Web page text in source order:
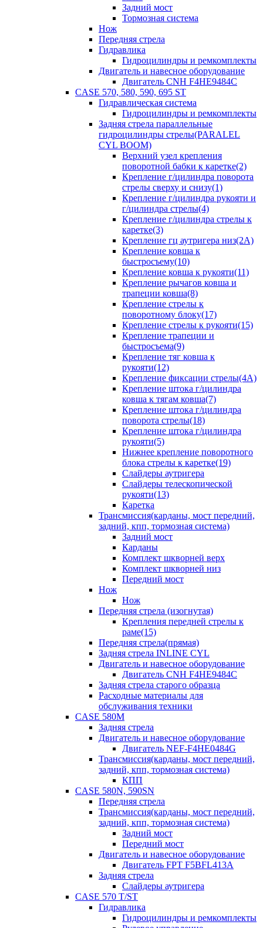
Задний мост
Тормозная система
Нож
Передняя стрела
Гидравлика
Гидроцилиндры и ремкомплекты
Двигатель и навесное оборудование
Двигатель CNH F4HE9484C
CASE 570, 580, 590, 695 ST
Гидравлическая система
Гидроцилиндры и ремкомплекты
Задняя стрела параллельные
гидроцилиндры стрелы(PARALEL
CYL BOOM)
Верхний узел крепления
поворотной бабки к каретке(2)
Крепление г/цилиндра поворота
стрелы сверху и снизу(1)
Крепление г/цилиндра рукояти и
г/цилиндра стрелы(4)
Крепление г/цилиндра стрелы к
каретке(3)
Крепление гц аутригера низ(2А)
Крепление ковша к
быстросъему(10)
Крепление ковша к рукояти(11)
Крепление рычагов ковша и
трапеции ковша(8)
Крепление стрелы к
поворотному блоку(17)
Крепление стрелы к рукояти(15)
Крепление трапеции и
быстросъема(9)
Крепление тяг ковша к
рукояти(12)
Крепление фиксации стрелы(4A)
Крепление штока г/цилиндра
ковша к тягам ковша(7)
Крепление штока г/цилиндра
поворота стрелы(18)
Крепление штока г/цилиндра
рукояти(5)
Нижнее крепление поворотного
блока стрелы к каретке(19)
Слайдеры аутригера
Слайдеры телескопической
рукояти(13)
Каретка
Трансмиссия(карданы, мост передний,
задний, кпп, тормозная система)
Задний мост
Карданы
Комплект шкворней верх
Комплект шкворней низ
Передний мост
Нож
Нож
Передняя стрела (изогнутая)
Крепления передней стрелы к
раме(15)
Передняя стрела(прямая)
Задняя стрела INLINE CYL
Двигатель и навесное оборудование
Двигатель CNH F4HE9484C
Задняя стрела старого образца
Расходные материалы для
обслуживания техники
CASE 580M
Задняя стрела
Двигатель и навесное оборудование
Двигатель NEF-F4HE0484G
Трансмиссия(карданы, мост передний,
задний, кпп, тормозная система)
КПП
CASE 580N, 590SN
Передняя стрела
Трансмиссия(карданы, мост передний,
задний, кпп, тормозная система)
Задний мост
Передний мост
Двигатель и навесное оборудование
Двигатель FPT F5BFL413A
Задняя стрела
Слайдеры аутригера
CASE 570 T/ST
Гидравлика
Гидроцилиндры и ремкомплекты